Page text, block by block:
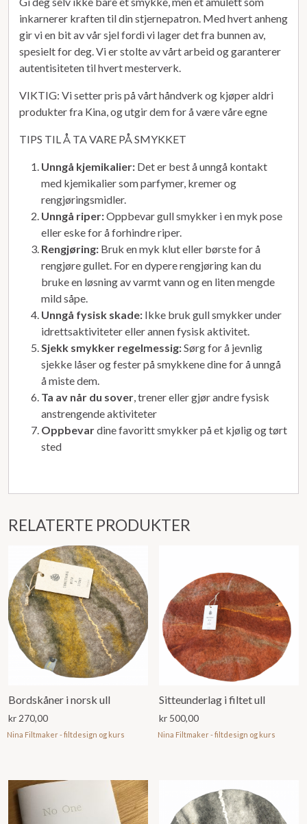
inkarnerer kraften til din stjernepatron. Med hvert anheng
gir vi en bit av vår sjel fordi vi lager det fra bunnen av,
spesielt for deg. Vi er stolte av vårt arbeid og garanterer
autentisiteten til hvert mesterverk.
VIKTIG: Vi setter pris på vårt håndverk og kjøper aldri
produkter fra Kina, og utgir dem for å være våre egne
TIPS TIL Å TA VARE PÅ SMYKKET
Unngå kjemikalier: Det er best å unngå kontakt
med kjemikalier som parfymer, kremer og
rengjøringsmidler.
Unngå riper:Oppbevar gull smykker i en myk pose
eller eske for å forhindre riper.
Rengjøring: Bruk en myk klut eller børste for å
rengjøre gullet. For en dypere rengjøring kan du
bruke en løsning av varmt vann og en liten mengde
mild såpe.
Unngå fysisk skade: Ikke bruk gull smykker under
idrettsaktiviteter eller annen fysisk aktivitet.
Sjekk smykker regelmessig:Sørg for å jevnlig
sjekke låser og fester på smykkene dine for å unngå
å miste dem.
Ta av når du sover, trener eller gjør andre fysisk
anstrengende aktiviteter
Oppbevardine favoritt smykker på et kjølig og tørt
sted
RELATERTE PRODUKTER
Bordskåner i norsk ull
kr 270,00
Nina Filtmaker - filtdesign og kurs
Sitteunderlag i filtet ull
kr 500,00
Nina Filtmaker - filtdesign og kurs